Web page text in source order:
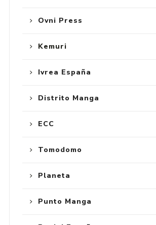
Ovni Press
Kemuri
Ivrea España
Distrito Manga
ECC
Tomodomo
Planeta
Punto Manga